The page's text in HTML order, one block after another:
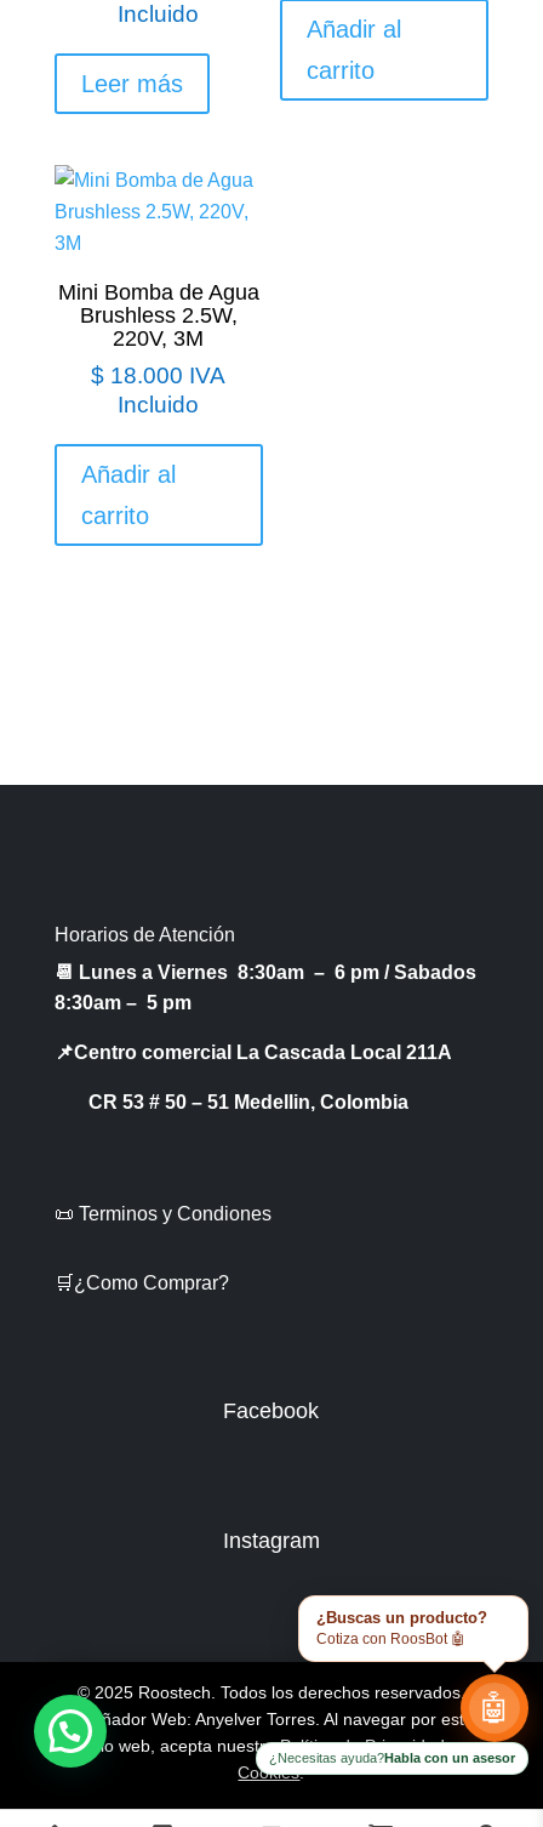
Incluido
Leer más
Añadir al
carrito
Mini Bomba de Agua
Brushless 2.5W,
220V, 3M
$ 18.000 IVA
Incluido
Añadir al
carrito
Horarios de Atención
📆 Lunes a Viernes 8:30am – 6 pm /Sabados
8:30am – 5 pm
📌Centro comercial La Cascada Local 211A
CR 53 # 50 – 51 Medellin, Colombia
📜 Terminos y Condiones
🛒¿Como Comprar?
Facebook
Instagram
© 2025 Roostech. Todos los derechos reservados.
Diseñador Web: Anyelver Torres . Al navegar por este
sitio web, acepta nuestraPolítica de Privacidad y
Cookies.
¿Buscas un producto?
Cotiza con RoosBot 🤖
🤖
¿Necesitas ayuda?Habla con un asesor